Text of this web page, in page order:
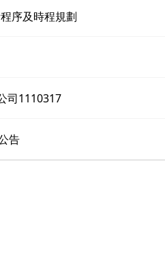
序及時程規劃
司1110317
告